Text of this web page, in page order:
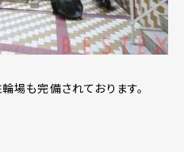
場も完備されております。